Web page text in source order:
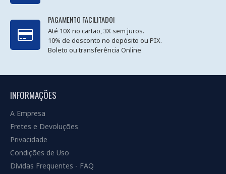
PAGAMENTO FACILITADO!
Até 10X no cartão, 3X sem juros.
10% de desconto no depósito ou PIX.
Boleto ou transferência Online
INFORMAÇÕES
A Empresa
Fretes e Devoluções
Privacidade
Condições de Uso
Dívidas Frequentes - FAQ